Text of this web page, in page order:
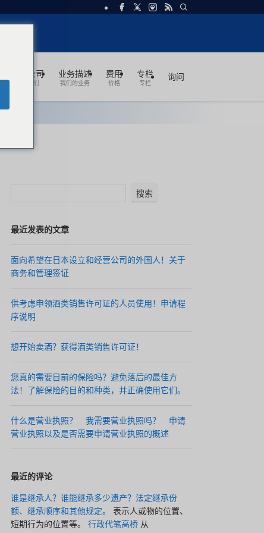
关于公司
关于我们
业务描述
我们的业务
费用
价格
专栏
专栏
询问
搜索
最近发表的文章
面向希望在日本设立和经营公司的外国人！关于
商务和管理签证
供考虑申领酒类销售许可证的人员使用！申请程
序说明
想开始卖酒？获得酒类销售许可证！
您真的需要目前的保险吗？避免落后的最佳方
法！了解保险的目的和种类，并正确使用它们。
什么是营业执照？ 我需要营业执照吗？ 申请
营业执照以及是否需要申请营业执照的概述
最近的评论
谁是继承人？谁能继承多少遗产？法定继承份
额、继承顺序和其他规定。
表示人或物的位置、
短期行为的位置等。 行政代笔高桥 从